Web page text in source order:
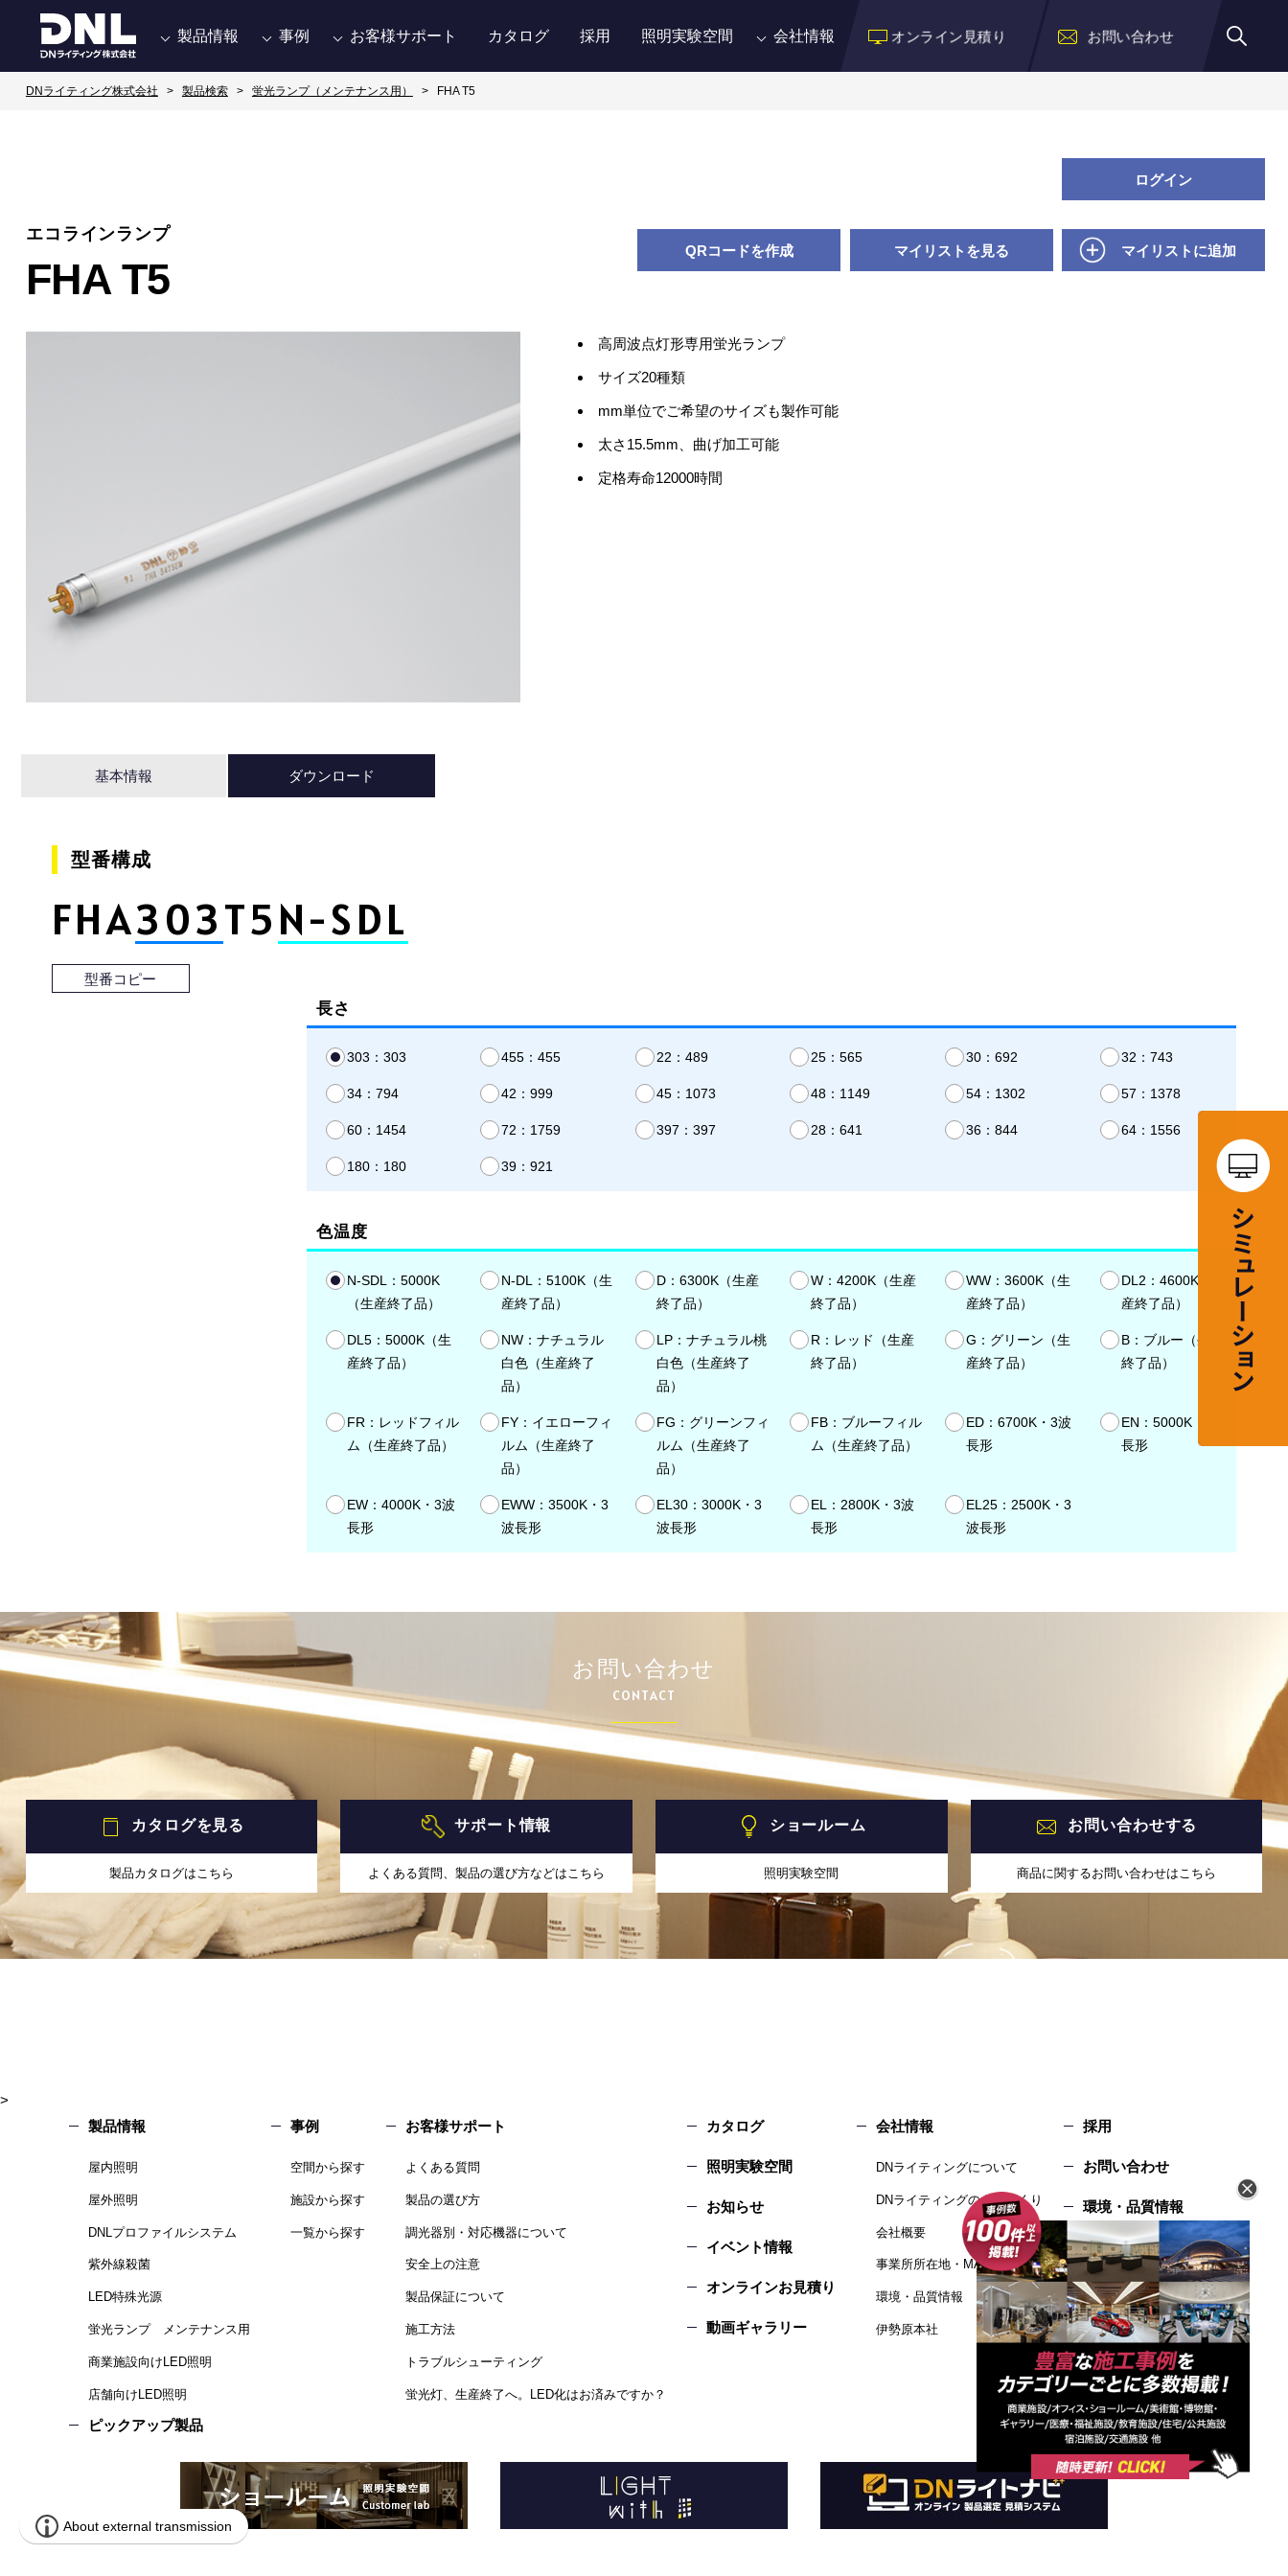
製品情報 事例 お客様サポート カタログ 採用 照明実験空間 会社情報 オンライン見積り お問い合わせ
DNライティング株式会社 製品検索 蛍光ランプ（メンテナンス用） FHA T5
ログイン
エコラインランプ
FHA T5
QRコードを作成 マイリストを見る マイリストに追加
高周波点灯形専用蛍光ランプ
サイズ20種類
mm単位でご希望のサイズも製作可能
太さ15.5mm、曲げ加工可能
定格寿命12000時間
基本情報 ダウンロード
型番構成
FHA303T5N-SDL
型番コピー
長さ
303：303 455：455 22：489 25：565 30：692 32：743
34：794 42：999 45：1073 48：1149 54：1302 57：1378
60：1454 72：1759 397：397 28：641 36：844 64：1556
180：180 39：921
色温度
N-SDL：5000K
（生産終了品）
N-DL：5100K（生
産終了品）
D：6300K（生産
終了品）
W：4200K（生産
終了品）
WW：3600K（生
産終了品）
DL2：4600K（生
産終了品）
DL5：5000K（生
産終了品）
NW：ナチュラル
白色（生産終了
品）
LP：ナチュラル桃
白色（生産終了
品）
R：レッド（生産
終了品）
G：グリーン（生
産終了品）
B：ブルー（生産
終了品）
FR：レッドフィル
ム（生産終了品）
FY：イエローフィ
ルム（生産終了
品）
FG：グリーンフィ
ルム（生産終了
品）
FB：ブルーフィル
ム（生産終了品）
ED：6700K・3波
長形
EN：5000K・3波
長形
EW：4000K・3波
長形
EWW：3500K・3
波長形
EL30：3000K・3
波長形
EL：2800K・3波
長形
EL25：2500K・3
波長形
お問い合わせ
CONTACT
カタログを見る
製品カタログはこちら
サポート情報
よくある質問、製品の選び方などはこちら
ショールーム
照明実験空間
お問い合わせする
商品に関するお問い合わせはこちら
>
製品情報
屋内照明
屋外照明
DNLプロファイルシステム
紫外線殺菌
LED特殊光源
蛍光ランプ メンテナンス用
商業施設向けLED照明
店舗向けLED照明
ピックアップ製品
事例
空間から探す
施設から探す
一覧から探す
お客様サポート
よくある質問
製品の選び方
調光器別・対応機器について
安全上の注意
製品保証について
施工方法
トラブルシューティング
蛍光灯、生産終了へ。LED化はお済みですか？
カタログ
照明実験空間
お知らせ
イベント情報
オンラインお見積り
動画ギャラリー
会社情報
DNライティングについて
DNライティングのものづくり
会社概要
事業所所在地・MAP
環境・品質情報
伊勢原本社
採用
お問い合わせ
環境・品質情報
個人情報保護方針
サイトマップ